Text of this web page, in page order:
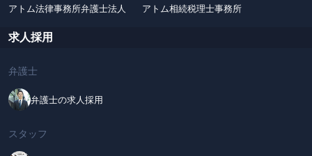
アトム法律事務所弁護士法人 アトム相続税理士事務所
求人採用
弁護士
弁護士の求人採用
スタッフ